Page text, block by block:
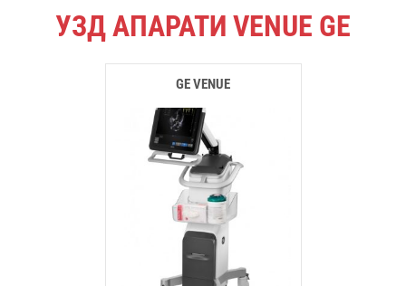
УЗД АПАРАТИ VENUE GE
GE VENUE